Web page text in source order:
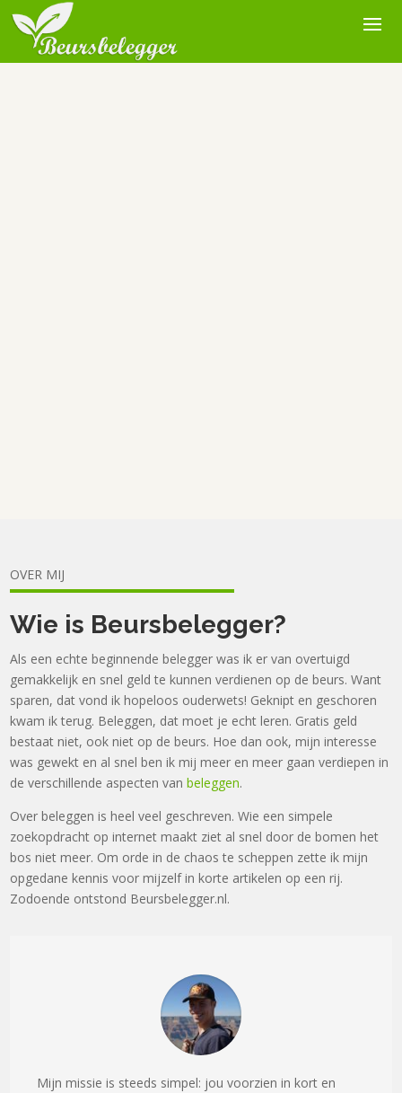
OVER MIJ
Wie is Beursbelegger?
Als een echte beginnende belegger was ik er van overtuigd
gemakkelijk en snel geld te kunnen verdienen op de beurs. Want
sparen, dat vond ik hopeloos ouderwets! Geknipt en geschoren
kwam ik terug. Beleggen, dat moet je echt leren. Gratis geld
bestaat niet, ook niet op de beurs. Hoe dan ook, mijn interesse
was gewekt en al snel ben ik mij meer en meer gaan verdiepen in
de verschillende aspecten van beleggen.
Over beleggen is heel veel geschreven. Wie een simpele
zoekopdracht op internet maakt ziet al snel door de bomen het
bos niet meer. Om orde in de chaos te scheppen zette ik mijn
opgedane kennis voor mijzelf in korte artikelen op een rij.
Zodoende ontstond Beursbelegger.nl.
Mijn missie is steeds simpel: jou voorzien in kort en